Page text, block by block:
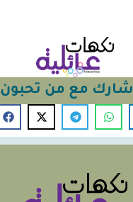
شارك مع من تحبون